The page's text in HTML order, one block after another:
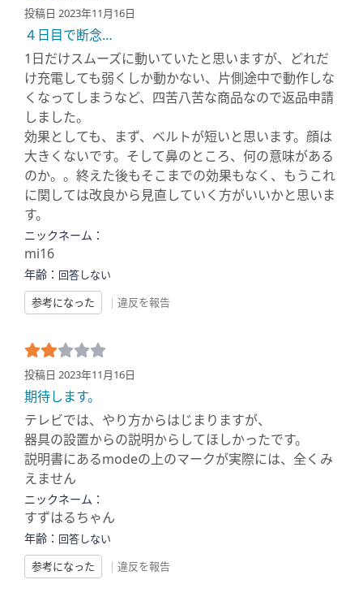
投稿日 2023年11月16日
４日目で断念…
1日だけスムーズに動いていたと思いますが、どれだ
け充電しても弱くしか動かない、片側途中で動作しな
くなってしまうなど、四苦八苦な商品なので返品申請
しました。
効果としても、まず、ベルトが短いと思います。顔は
大きくないです。そして鼻のところ、何の意味がある
のか。。終えた後もそこまでの効果もなく、もうこれ
に関しては改良から見直していく方がいいかと思いま
す。
ニックネーム：
mi16
年齢： 回答しない
参考になった
| 違反を報告
投稿日 2023年11月16日
期待します。
テレビでは、やり方からはじまりますが、
器具の設置からの説明からしてほしかったです。
説明書にあるmodeの上のマークが実際には、全くみ
えません
ニックネーム：
すずはるちゃん
年齢： 回答しない
参考になった
| 違反を報告